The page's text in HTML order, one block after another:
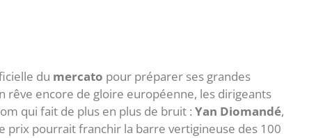
du mercato pour préparer ses grandes
rêve encore de gloire européenne, les dirigeants
qui fait de plus en plus de bruit : Yan Diomandé,
prix pourrait franchir la barre vertigineuse des 100